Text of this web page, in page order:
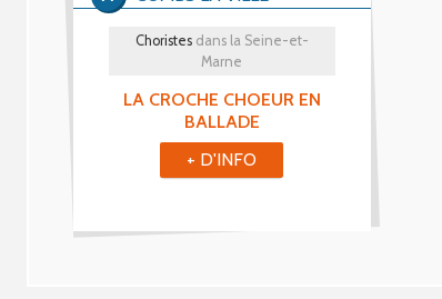
LA CROCHE CHOEUR EN
BALLADE
Choristesdans la Seine-et-
Marne
+ D'INFO